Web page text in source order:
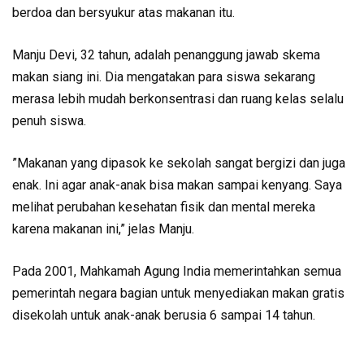
berdoa dan bersyukur atas makanan itu.
Manju Devi, 32 tahun, adalah penanggung jawab skema
makan siang ini. Dia mengatakan para siswa sekarang
merasa lebih mudah berkonsentrasi dan ruang kelas selalu
penuh siswa.
”Makanan yang dipasok ke sekolah sangat bergizi dan juga
enak. Ini agar anak-anak bisa makan sampai kenyang. Saya
melihat perubahan kesehatan fisik dan mental mereka
karena makanan ini,” jelas Manju.
Pada 2001, Mahkamah Agung India memerintahkan semua
pemerintah negara bagian untuk menyediakan makan gratis
disekolah untuk anak-anak berusia 6 sampai 14 tahun.